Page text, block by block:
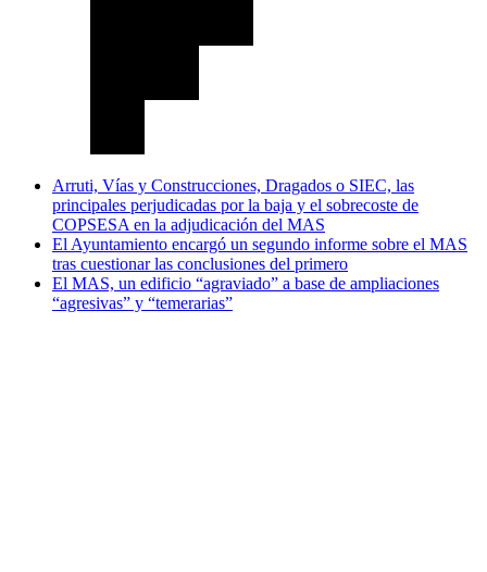
Arruti, Vías y Construcciones, Dragados o SIEC, las
principales perjudicadas por la baja y el sobrecoste de
COPSESA en la adjudicación del MAS
El Ayuntamiento encargó un segundo informe sobre el MAS
tras cuestionar las conclusiones del primero
El MAS, un edificio “agraviado” a base de ampliaciones
“agresivas” y “temerarias”